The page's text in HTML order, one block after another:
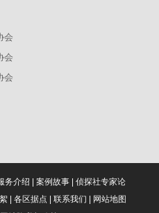
会
会
会
务介绍 | 案例故事| 侦探社专家论
| 各区据点 | 联系我们 | 网站地图